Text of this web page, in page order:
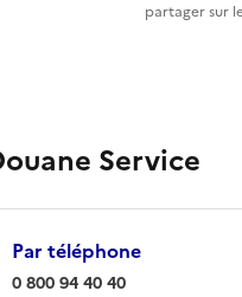
partager sur
Service
Par téléphone
: 0 800 94 40 40
0 800 94 40 40